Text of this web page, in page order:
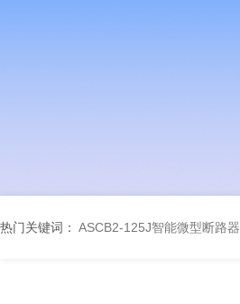
热门关键词： ASCB2-125J智能微型断路器